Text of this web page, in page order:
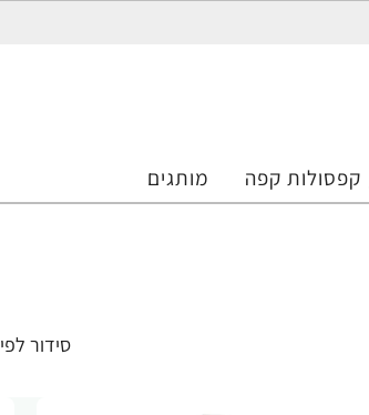
קפסולות קפה מותגים
סידור לפי